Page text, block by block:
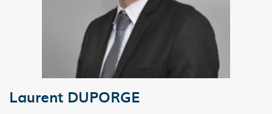
Laurent DUPORGE